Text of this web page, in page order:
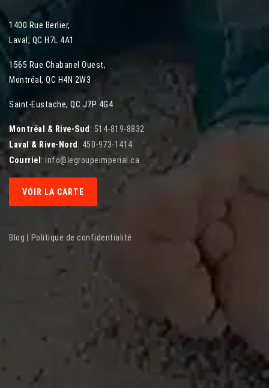
1400 Rue Berlier,
Laval , QC H7L 4A1
1565 Rue Chabanel Ouest,
Montréal , QC H4N 2W3
Saint-Eustache, QC J7P 4G4
Montréal & Rive-Sud : 514-819-8832
Laval & Rive-Nord : 450-973-1414
Courriel : info@legroupeimperial.ca
VOIR LA CARTE
Blog Politique de confidentialité